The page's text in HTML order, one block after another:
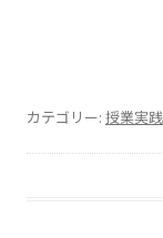
カテゴリー: 授業実践